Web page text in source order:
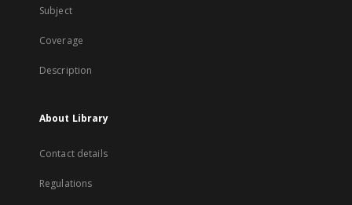
Subject
Coverage
Description
About Library
Contact details
Regulations